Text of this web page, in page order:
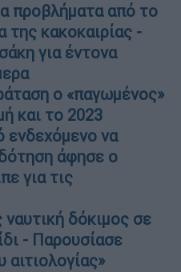
προβλήματα από το
κακοκαιρίας -
για έντονα
ο «παγωμένος»
και το 2023
ενδεχόμενο να
άφησε ο
για τις
δόκιμος σε
- Παρουσίασε